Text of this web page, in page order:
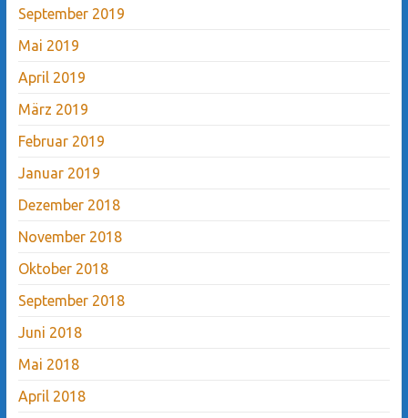
September 2019
Mai 2019
April 2019
März 2019
Februar 2019
Januar 2019
Dezember 2018
November 2018
Oktober 2018
September 2018
Juni 2018
Mai 2018
April 2018